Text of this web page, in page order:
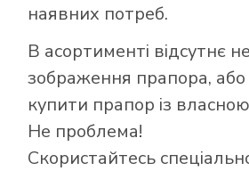
наявних потреб.
В асортименті відсутнє
зображення прапора,
купити прапор із
Не проблема!
Скористайтесь